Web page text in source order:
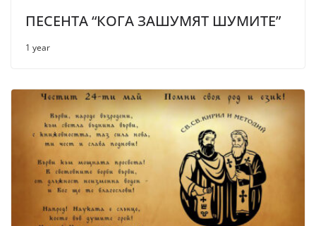
ПЕСЕНТА “КОГА ЗАШУМЯТ ШУМИТЕ”
1 year